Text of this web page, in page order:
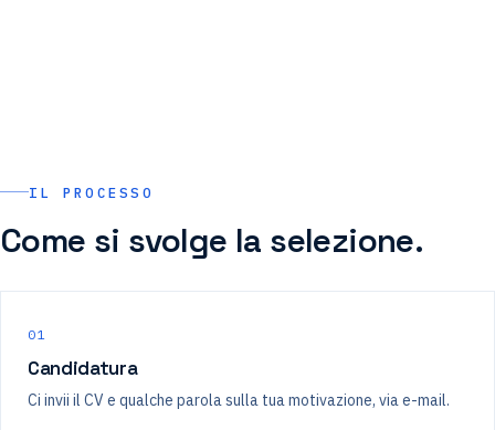
IL PROCESSO
Come si svolge la selezione.
01
Candidatura
Ci invii il CV e qualche parola sulla tua motivazione, via e-mail.